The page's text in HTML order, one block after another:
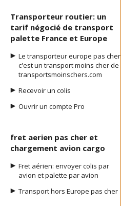
Transporteur routier: un
tarif négocié de transport
palette France et Europe
Le transporteur europe pas cher
c'est un transport moins cher de
transportsmoinschers.com
Recevoir un colis
Ouvrir un compte Pro
fret aerien pas cher et
chargement avion cargo
Fret aérien: envoyer colis par
avion et palette par avion
Transport hors Europe pas cher